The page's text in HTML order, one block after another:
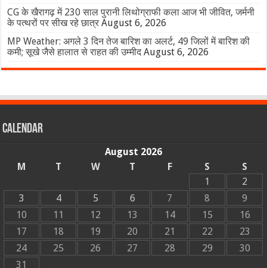
CG के खैरागढ़ में 230 साल पुरानी लिथोग्राफी कला आज भी जीवित, जर्मनी
के पत्थरों पर सीख रहे छात्र August 6, 2026
MP Weather: अगले 3 दिन तेज बारिश का अलर्ट, 49 जिलों में बारिश की
कमी; सूखे जैसे हालात से राहत की उम्मीद August 6, 2026
Calendar
August 2026
M
T W T F S
S
1
2
3
4 5 6 7 8
9
10
11 12 13 14 15
16
17
18 19 20 21 22
23
24
25 26 27 28 29
30
31